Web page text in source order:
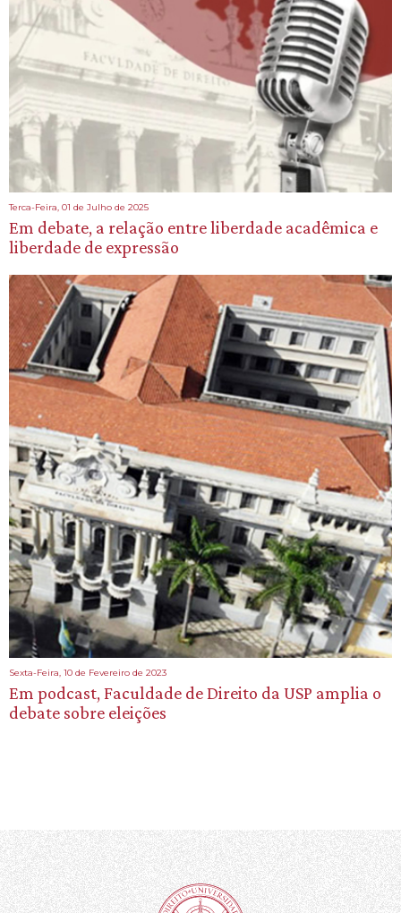
Terca-Feira, 01 de Julho de 2025
Em debate, a relação entre liberdade acadêmica e
liberdade de expressão
Sexta-Feira, 10 de Fevereiro de 2023
Em podcast, Faculdade de Direito da USP amplia o
debate sobre eleições